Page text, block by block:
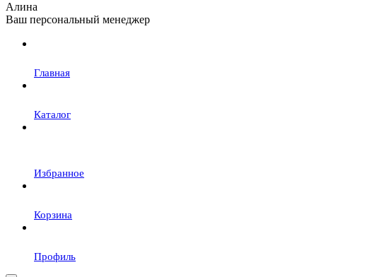
Алина
Ваш персональный менеджер
Главная
Каталог
Избранное
Корзина
Профиль